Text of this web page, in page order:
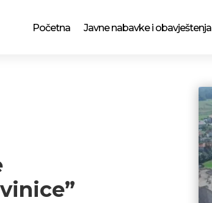
Početna Javne nabavke i obavještenja